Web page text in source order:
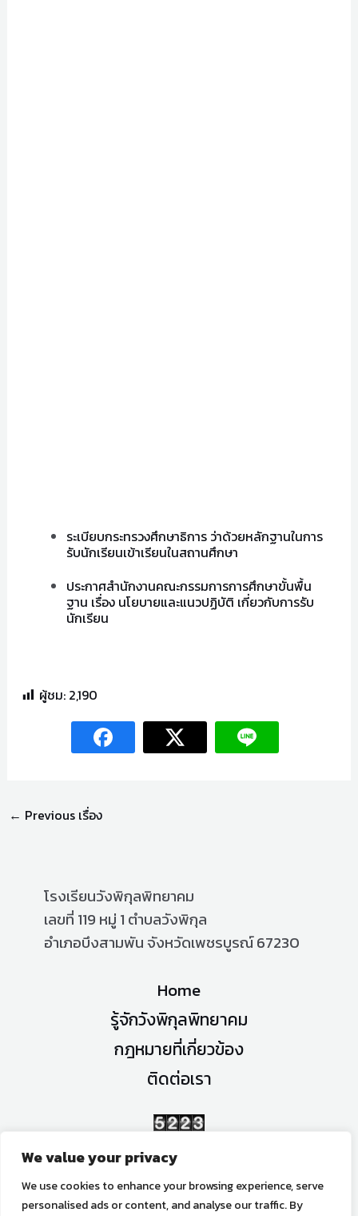
We value your privacy
We use cookies to enhance your browsing experience, serve
personalised ads or content, and analyse our traffic. By
ระเบียบกระทรวงศึกษาธิการ ว่าด้วยหลักฐานในการ
รับนักเรียนเข้าเรียนในสถานศึกษา
ประกาศสำนักงานคณะกรรมการการศึกษาขั้นพื้น
ฐาน เรื่อง นโยบายและแนวปฏิบัติ เกี่ยวกับการรับ
นักเรียน
ผู้ชม: 2,190
← Previous เรื่อง
โรงเรียนวังพิกุลพิทยาคม
เลขที่ 119 หมู่ 1 ตำบลวังพิกุล
อำเภอบึงสามพัน จังหวัดเพชรบูรณ์ 67230
Home
รู้จักวังพิกุลพิทยาคม
กฎหมายที่เกี่ยวข้อง
ติดต่อเรา
จำนวนผู้เข้าชม